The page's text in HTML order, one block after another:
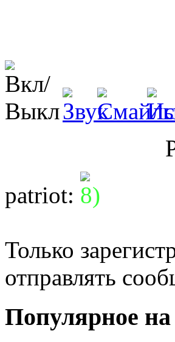
patriot:
Только
отправлять
Популярное на